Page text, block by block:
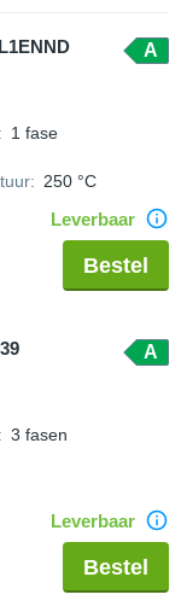
A
: 1 fase
: 250 °C
Leverbaar
Bestel
A
: 3 fasen
Leverbaar
Bestel